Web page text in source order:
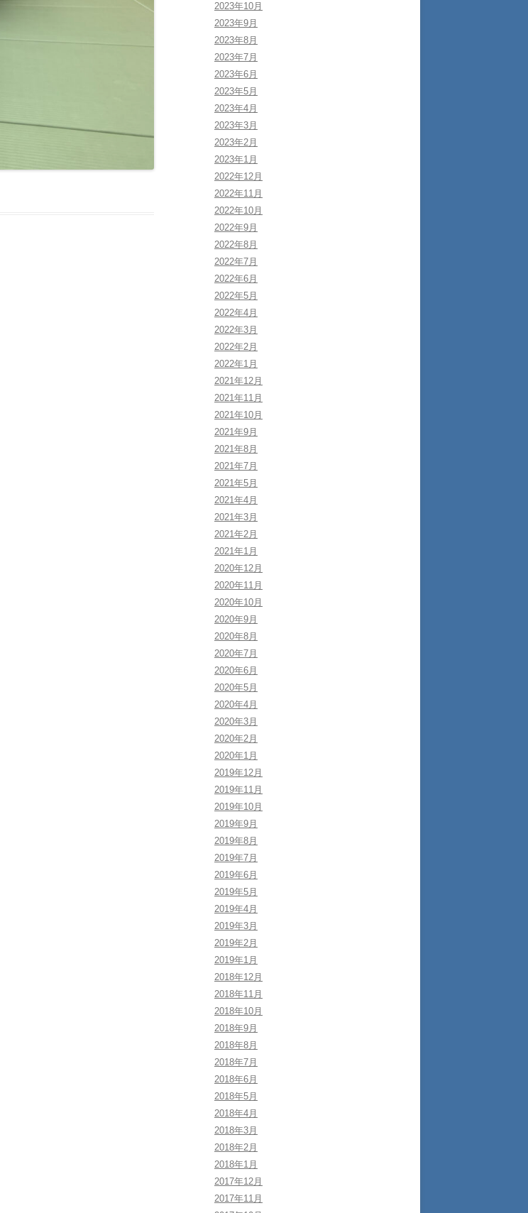
2023年10月
2023年9月
2023年8月
2023年7月
2023年6月
2023年5月
2023年4月
2023年3月
2023年2月
2023年1月
2022年12月
2022年11月
2022年10月
2022年9月
2022年8月
2022年7月
2022年6月
2022年5月
2022年4月
2022年3月
2022年2月
2022年1月
2021年12月
2021年11月
2021年10月
2021年9月
2021年8月
2021年7月
2021年5月
2021年4月
2021年3月
2021年2月
2021年1月
2020年12月
2020年11月
2020年10月
2020年9月
2020年8月
2020年7月
2020年6月
2020年5月
2020年4月
2020年3月
2020年2月
2020年1月
2019年12月
2019年11月
2019年10月
2019年9月
2019年8月
2019年7月
2019年6月
2019年5月
2019年4月
2019年3月
2019年2月
2019年1月
2018年12月
2018年11月
2018年10月
2018年9月
2018年8月
2018年7月
2018年6月
2018年5月
2018年4月
2018年3月
2018年2月
2018年1月
2017年12月
2017年11月